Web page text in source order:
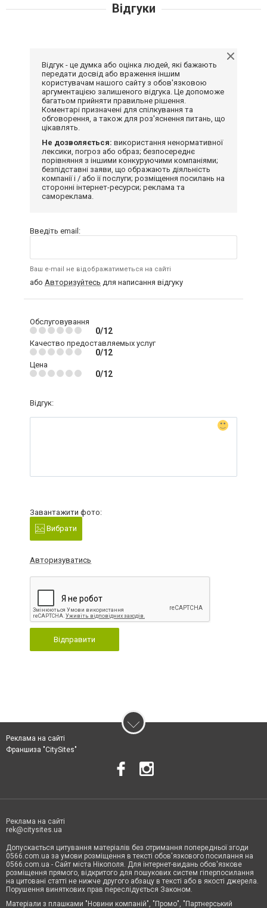
Відгуки
Відгук - це думка або оцінка людей, які бажають
передати досвід або враження іншим
користувачам нашого сайту з обов'язковою
аргументацією залишеного відгука. Це допоможе
багатьом прийняти правильне рішення.
Коментарі призначені для спілкування та
обговорення, а також для роз'яснення питань, що
цікавлять.
Не дозволяється: використання ненормативної
лексики, погроз або образ; безпосереднє
порівняння з іншими конкуруючими компаніями;
безпідставні заяви, що ображають діяльність
компанії і / або її послуги; розміщення посилань на
сторонні інтернет-ресурси; реклама та
самореклама.
Введіть email:
Ваш e-mail не відображатиметься на сайті
або Авторизуйтесь для написання відгуку
Обслуговування
0/12
Качество предоставляемых услуг
0/12
Цена
0/12
Відгук:
Завантажити фото:
Вибрати
Авторизуватись
Відправити
Реклама на сайті
Франшиза "CitySites"
Реклама на сайті
rek@citysites.ua
Допускається цитування матеріалів без отримання попередньої згоди
0566.com.ua за умови розміщення в тексті обов'язкового посилання на
0566.com.ua - Сайт міста Нікополя. Для інтернет-видань обов'язкове
розміщення прямого, відкритого для пошукових систем гіперпосилання
на цитовані статті не нижче другого абзацу в тексті або в якості джерела.
Порушення виняткових прав переслідується Законом.
Матеріали з плашками "Новини компаній", "Промо", "Партнерський